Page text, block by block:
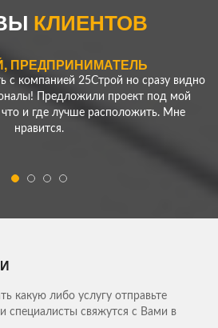
КЛИЕНТОВ
Спасибо!
ПРЕДПРИНИМАТЕЛЬ
с компанией 25Строй но сразу видно
Предложили проект под мой
что и где лучше расположить. Мне
нравится.
для моего участка - скорость
Спасибо!
мы живем в собственном доме, на
Спасибо Вам ребята!
какую либо услугу отправьте
специалисты свяжутся с Вами в